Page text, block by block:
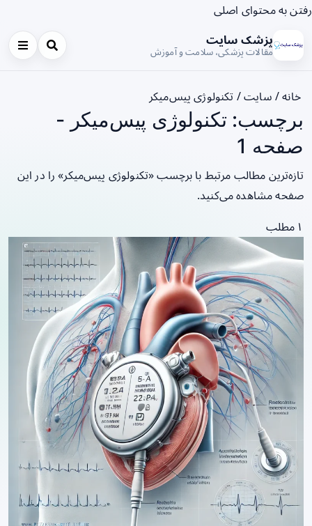
رفتن به محتوای اصلی
پزشک سایت
مقالات پزشکی، سلامت و آموزش
خانه/ سایت/ تکنولوژی پیس‌میکر
برچسب: تکنولوژی پیس‌میکر -
صفحه 1
تازه‌ترین مطالب مرتبط با برچسب «تکنولوژی پیس‌میکر» را در این
صفحه مشاهده می‌کنید.
۱ مطلب